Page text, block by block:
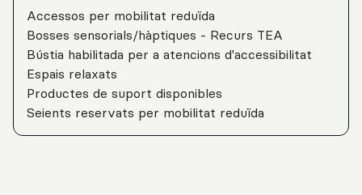
Accessos per mobilitat reduïda
Bosses sensorials/hàptiques - Recurs TEA
Bústia habilitada per a atencions d'accessibilitat
Espais relaxats
Productes de suport disponibles
Seients reservats per mobilitat reduïda